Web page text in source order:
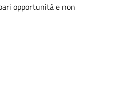
opportunità e non